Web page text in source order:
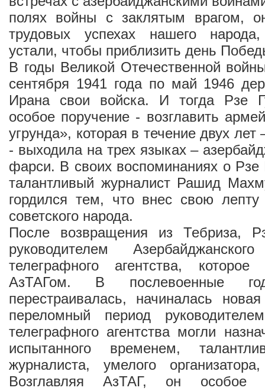
полях войны с заклятым врагом,
трудовых успехах нашего
устали, чтобы приблизить день
В годы Великой Отечественной
сентября 1941 года по май 1946
Ирана свои войска. И тогда Рзе
особое поручение - возглавить
угрунда», которая в течение двух лет
- выходила на трех языках –
фарси. В своих воспоминаниях о Рзе
талантливый журналист Рашид
гордился тем, что внес свою
советского народа.
После возвращения из Тебриза,
руководителем Азербайджанского
телеграфного агентства, которое
АзТАГом. В послевоенные
перестраивалась, начиналась
переломный период руководителем
телеграфного агентства могли
испытанного временем,
журналиста, умелого
Возглавляя АзТАГ, он особое